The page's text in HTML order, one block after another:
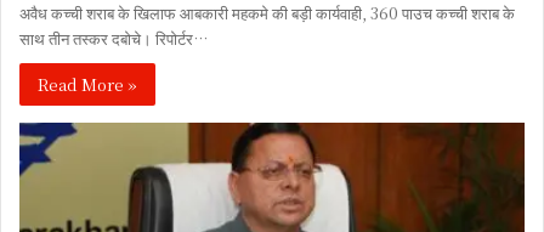
अवैध कच्ची शराब के खिलाफ आबकारी महकमे की बड़ी कार्यवाही, 360 पाउच कच्ची शराब के
साथ तीन तस्कर दबोचे। रिपोर्टर…
Read More »